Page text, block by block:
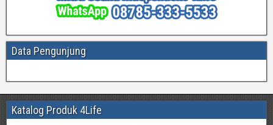
Data Pengunjung
Katalog Produk 4Life